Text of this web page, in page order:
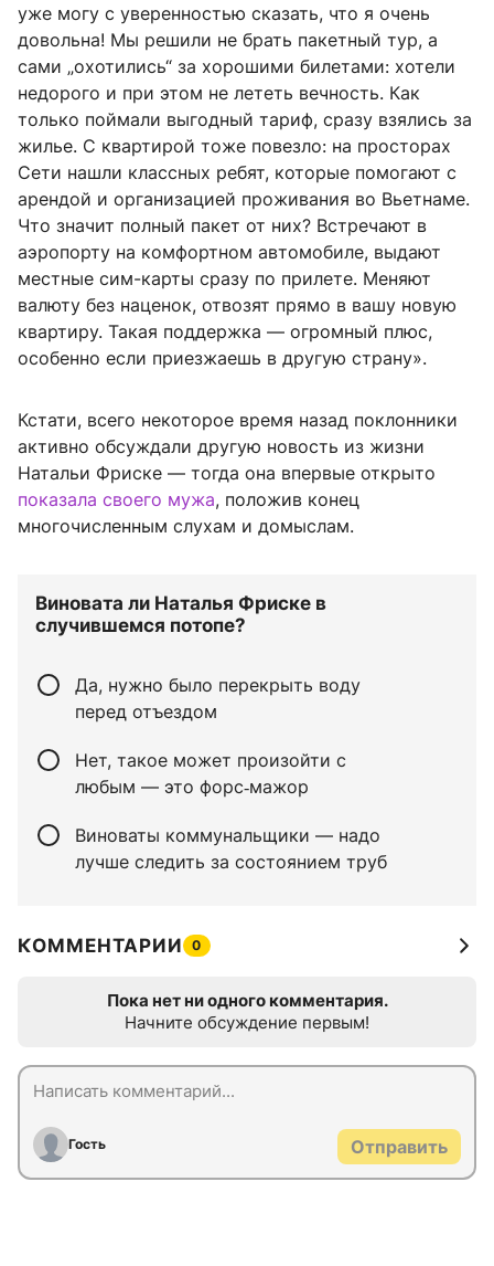
уже могу с уверенностью сказать, что я очень
довольна! Мы решили не брать пакетный тур, а
сами „охотились“ за хорошими билетами: хотели
недорого и при этом не лететь вечность. Как
только поймали выгодный тариф, сразу взялись за
жилье. С квартирой тоже повезло: на просторах
Сети нашли классных ребят, которые помогают с
арендой и организацией проживания во Вьетнаме.
Что значит полный пакет от них? Встречают в
аэропорту на комфортном автомобиле, выдают
местные сим-карты сразу по прилете. Меняют
валюту без наценок, отвозят прямо в вашу новую
квартиру. Такая поддержка — огромный плюс,
особенно если приезжаешь в другую страну».
Кстати, всего некоторое время назад поклонники
активно обсуждали другую новость из жизни
Натальи Фриске — тогда она впервые открыто
показала своего мужа, положив конец
многочисленным слухам и домыслам.
Виновата ли Наталья Фриске в
случившемся потопе?
Да, нужно было перекрыть воду
перед отъездом
Нет, такое может произойти с
любым — это форс‑мажор
Виноваты коммунальщики — надо
лучше следить за состоянием труб
КОММЕНТАРИИ 0
Пока нет ни одного комментария.
Начните обсуждение первым!
Гость Отправить